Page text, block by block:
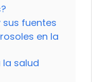
fuentes
en la
la salud